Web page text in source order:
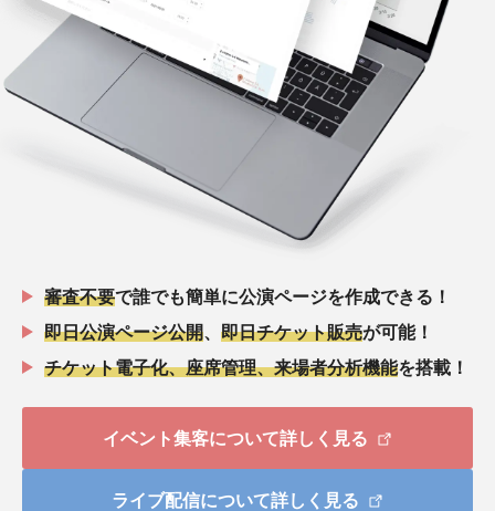
審査不要で誰でも簡単に公演ページを作成できる！
即日公演ページ公開
即日チケット販売が可能！
チケット電子化、座席管理、来場者分析機能を搭載！
イベント集客について詳しく見る
ライブ配信について詳しく見る